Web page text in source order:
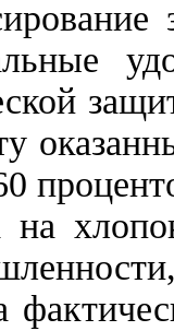
на